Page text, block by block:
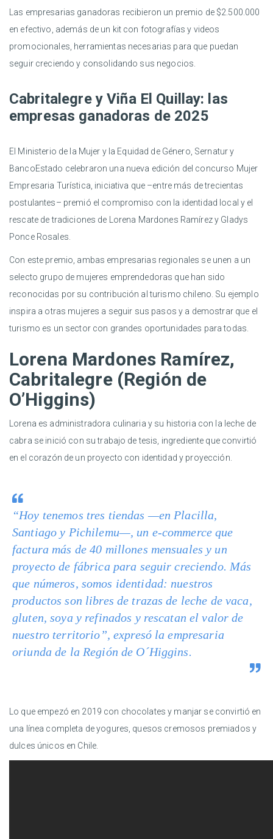
Las empresarias ganadoras recibieron un premio de $2.500.000
en efectivo, además de un kit con fotografías y videos
promocionales, herramientas necesarias para que puedan
seguir creciendo y consolidando sus negocios.
Cabritalegre y Viña El Quillay: las
empresas ganadoras de 2025
El Ministerio de la Mujer y la Equidad de Género, Sernatur y
BancoEstado celebraron una nueva edición del concurso Mujer
Empresaria Turística, iniciativa que –entre más de trecientas
postulantes– premió el compromiso con la identidad local y el
rescate de tradiciones de Lorena Mardones Ramírez y Gladys
Ponce Rosales.
Con este premio, ambas empresarias regionales se unen a un
selecto grupo de mujeres emprendedoras que han sido
reconocidas por su contribución al turismo chileno. Su ejemplo
inspira a otras mujeres a seguir sus pasos y a demostrar que el
turismo es un sector con grandes oportunidades para todas.
Lorena Mardones Ramírez,
Cabritalegre (Región de
O’Higgins)
Lorena es administradora culinaria y su historia con la leche de
cabra se inició con su trabajo de tesis, ingrediente que convirtió
en el corazón de un proyecto con identidad y proyección.
“Hoy tenemos tres tiendas —en Placilla,
Santiago y Pichilemu—, un e-commerce que
factura más de 40 millones mensuales y un
proyecto de fábrica para seguir creciendo. Más
que números, somos identidad: nuestros
productos son libres de trazas de leche de vaca,
gluten, soya y refinados y rescatan el valor de
nuestro territorio”, expresó la empresaria
oriunda de la Región de O´Higgins.
Lo que empezó en 2019 con chocolates y manjar se convirtió en
una línea completa de yogures, quesos cremosos premiados y
dulces únicos en Chile.